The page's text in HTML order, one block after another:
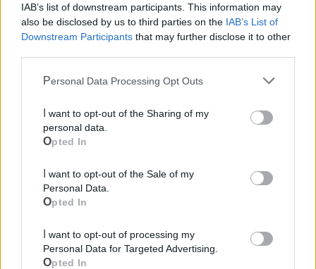
IAB’s list of downstream participants. This information may
also be disclosed by us to third parties on the IAB’s List of
Downstream Participants that may further disclose it to other
Personal Data Processing Opt Outs
personal data.
Opted In
Personal Data.
Opted In
Personal Data for Targeted Advertising.
Opted In
Cia Agricoltori Italiani | Puglia - Area Due
Due Mari